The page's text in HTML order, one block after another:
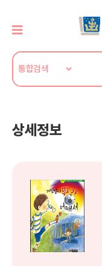
상세정보